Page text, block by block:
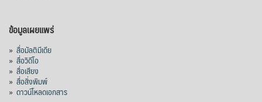
ข้อมูลเผยแพร่
» สื่อมัลติมีเดีย
» สื่อวิดีโอ
» สื่อเสียง
» สื่อสิ่งพิมพ์
» ดาวน์โหลดเอกสาร